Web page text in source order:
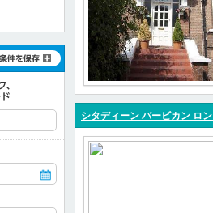
シタディーン バービカン ロ